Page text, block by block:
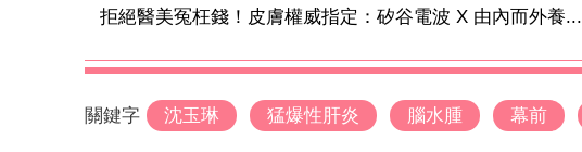
拒絕醫美冤枉錢！皮膚權威指定：矽谷電波 X 由內而外養...
關鍵字 沈玉琳 猛爆性肝炎 腦水腫 幕前